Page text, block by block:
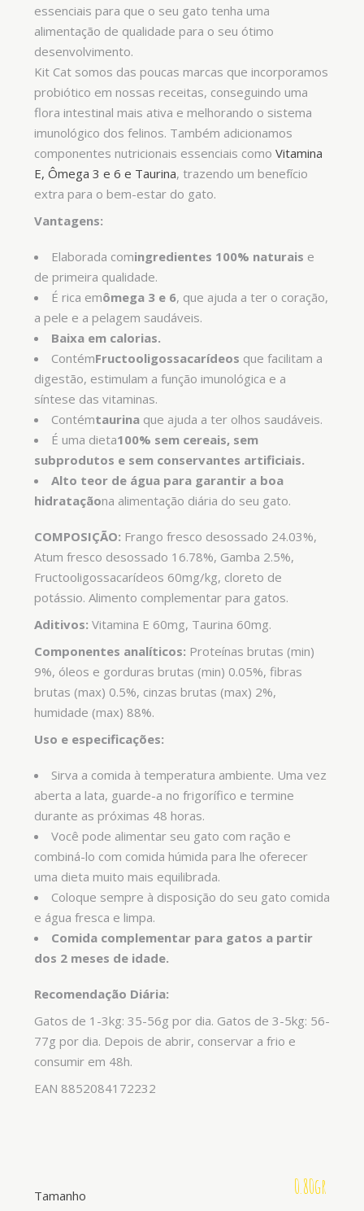
essenciais para que o seu gato tenha uma
alimentação de qualidade para o seu ótimo
desenvolvimento.
Kit Cat somos das poucas marcas que incorporamos
probiótico em nossas receitas, conseguindo uma
flora intestinal mais ativa e melhorando o sistema
imunológico dos felinos. Também adicionamos
componentes nutricionais essenciais como Vitamina
E, Ômega 3 e 6 e Taurina, trazendo um benefício
extra para o bem-estar do gato.
Vantagens:
Elaborada comingredientes 100% naturais e
de primeira qualidade.
É rica emômega 3 e 6, que ajuda a ter o coração,
a pele e a pelagem saudáveis.
Baixa em calorias.
ContémFructooligossacarídeos que facilitam a
digestão, estimulam a função imunológica e a
síntese das vitaminas.
Contémtaurina que ajuda a ter olhos saudáveis.
É uma dieta100% sem cereais, sem
subprodutos e sem conservantes artificiais.
Alto teor de água para garantir a boa
hidrataçãona alimentação diária do seu gato.
COMPOSIÇÃO: Frango fresco desossado 24.03%,
Atum fresco desossado 16.78%, Gamba 2.5%,
Fructooligossacarídeos 60mg/kg, cloreto de
potássio. Alimento complementar para gatos.
Aditivos: Vitamina E 60mg, Taurina 60mg.
Componentes analíticos: Proteínas brutas (min)
9%, óleos e gorduras brutas (min) 0.05%, fibras
brutas (max) 0.5%, cinzas brutas (max) 2%,
humidade (max) 88%.
Uso e especificações:
Sirva a comida à temperatura ambiente. Uma vez
aberta a lata, guarde-a no frigorífico e termine
durante as próximas 48 horas.
Você pode alimentar seu gato com ração e
combiná-lo com comida húmida para lhe oferecer
uma dieta muito mais equilibrada.
Coloque sempre à disposição do seu gato comida
e água fresca e limpa.
Comida complementar para gatos a partir
dos 2 meses de idade.
Recomendação Diária:
Gatos de 1-3kg: 35-56g por dia. Gatos de 3-5kg: 56-
77g por dia. Depois de abrir, conservar a frio e
consumir em 48h.
EAN 8852084172232
Tamanho 0.80gr